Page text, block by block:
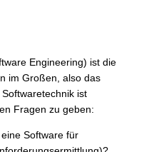
Engineering) ist die
im Großen, also das
ist
Fragen zu geben:
Software für